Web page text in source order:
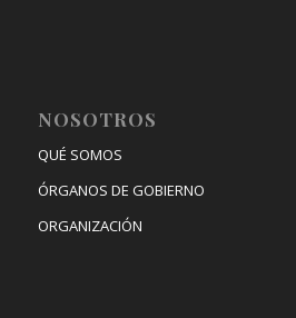
NOSOTROS
QUÉ SOMOS
ÓRGANOS DE GOBIERNO
ORGANIZACIÓN